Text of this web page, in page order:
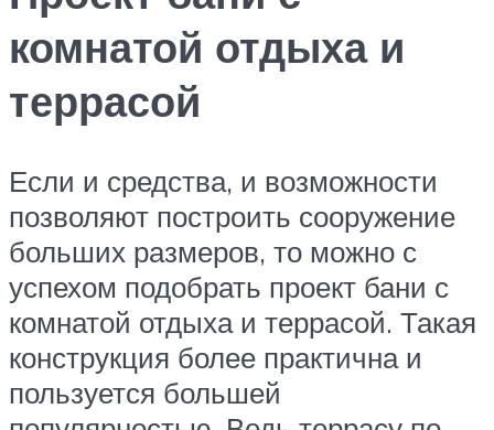
комнатой отдыха и
террасой
Если и средства, и возможности
позволяют построить сооружение
больших размеров, то можно с
успехом подобрать проект бани с
комнатой отдыха и террасой. Такая
конструкция более практична и
пользуется большей